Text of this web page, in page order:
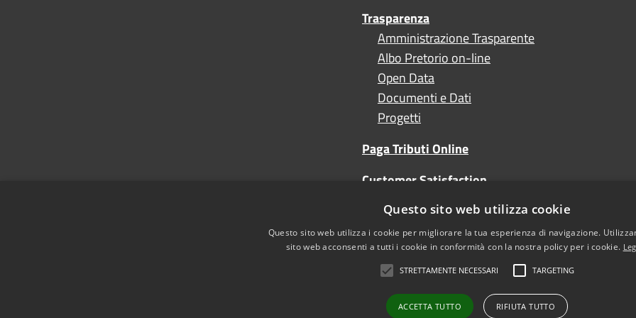
Trasparenza
Amministrazione Trasparente
Albo Pretorio on-line
Open Data
Documenti e Dati
Progetti
Paga Tributi Online
Customer Satisfaction
Turismo
Questo sito web utilizza cookie
Questo sito web utilizza i cookie per migliorare la tua esperienza di navigazione.
sito web acconsenti a tutti i cookie in conformità con la nostra policy per i cookie.
STRETTAMENTE NECESSARI TARGETING
ACCETTA TUTTO RIFIUTA TUTTO